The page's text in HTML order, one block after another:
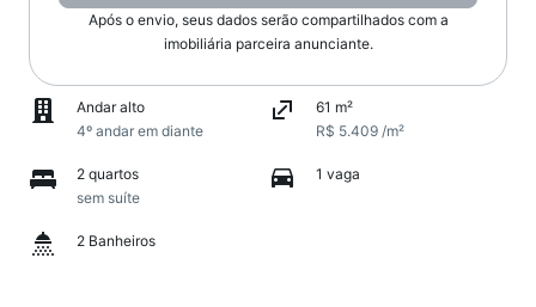
Após o envio, seus dados serão compartilhados com a
imobiliária parceira anunciante.
Andar alto
4º andar em diante
61 m²
R$ 5.409 /m²
2 quartos
sem suíte
1 vaga
2 Banheiros